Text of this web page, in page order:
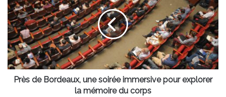
Bordeaux,
une
soirée
immersive
pour
explorer
la
mémoire
Près de Bordeaux, une soirée immersive pour explorer
la mémoire du corps